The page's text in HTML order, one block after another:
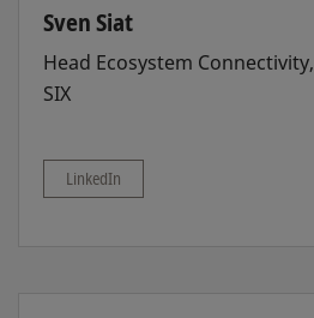
Sven Siat
Head Ecosystem Connectivity,
SIX
LinkedIn